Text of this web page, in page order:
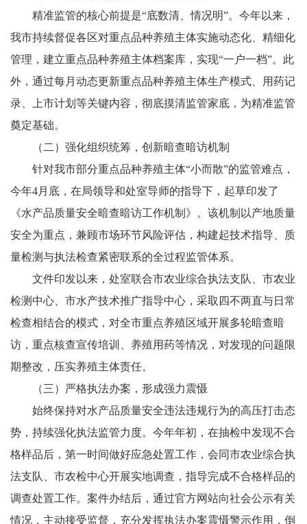
精准监管的核心前提是“底数清、情况明”。今年以来，
我市持续督促各区对重点品种养殖主体实施动态化、精细化
管理，建立重点品种养殖主体档案库，实现“一户一档”。此
外，通过每月动态更新重点品种养殖主体生产模式、用药记
录、上市计划等关键内容，彻底摸清监管家底，为精准监管
奠定基础。
（二）强化组织统筹，创新暗查暗访机制
针对我市部分重点品种养殖主体“小而散”的监管难点，
今年4月底，在局领导和处室导师的指导下，起草印发了
《水产品质量安全暗查暗访工作机制》。该机制以产地质量
安全为重点，兼顾市场环节风险评估，构建起技术指导、质
量检测与执法检查紧密联系的全过程监管体系。
文件印发以来，处室联合市农业综合执法支队、市农业
检测中心、市水产技术推广指导中心，采取四不两直与日常
检查相结合的模式，对全市重点养殖区域开展多轮暗查暗
访，重点核查宣传培训、养殖用药等情况，对发现的问题限
期整改，压实养殖主体责任。
（三）严格执法办案，形成强力震慑
始终保持对水产品质量安全违法违规行为的高压打击态
势，持续强化执法监管力度。今年年初，在抽检中发现不合
格样品后，第一时间做好应急处置工作，会同市农业综合执
法支队、市农检中心开展实地调查，指导完成不合格样品的
调查处置工作。案件办结后，通过官方网站向社会公示有关
情况，主动接受监督，充分发挥执法办案震慑警示作用，倒